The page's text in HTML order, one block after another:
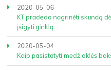
2020-05-06
KT pradeda nagrinėti skundą
įsigyti ginklą
2020-05-04
Kaip pasistatyti medžioklės